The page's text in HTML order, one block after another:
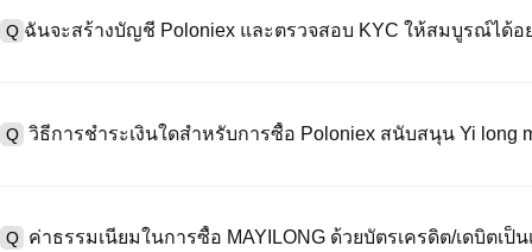
Q ฉันจะสร้างบัญชี Poloniex และตรวจสอบ KYC ให้สมบูรณ์ได้อ
"ความปลอดภัย" อัปโหลดเอกสาร Id ที่ถูกต้องของคุณ และถ่ายเซลฟี่เ
Q วิธีการชำระเงินใดสำหรับการซื้อ Poloniex สนับสนุน Yi long
ซื้อขาย OTC สำหรับธุรกรรมขนาดใหญ่เกิน 100,000 USD พร้อมใบเสนอ
Q ค่าธรรมเนียมในการซื้อ MAYILONG ด้วยบัตรเครดิต/เดบิตเป็น